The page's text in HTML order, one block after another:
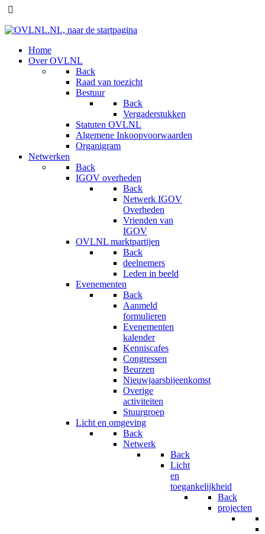
Home
Over OVLNL
Back
Raad van toezicht
Bestuur
Back
Vergaderstukken
Statuten OVLNL
Algemene Inkoopvoorwaarden
Organigram
Netwerken
Back
IGOV overheden
Back
Netwerk IGOV
Overheden
Vrienden van
IGOV
OVLNL marktpartijen
Back
deelnemers
Leden in beeld
Evenementen
Back
Aanmeld
formulieren
Evenementen
kalender
Kenniscafes
Congressen
Beurzen
Nieuwjaarsbijeenkomst
Overige
activiteiten
Stuurgroep
Licht en omgeving
Back
Netwerk
Back
Licht
en
toegankelijkheid
Back
projecten